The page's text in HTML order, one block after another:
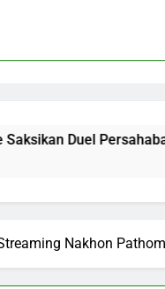
Duel Persahabatan
Nakhon